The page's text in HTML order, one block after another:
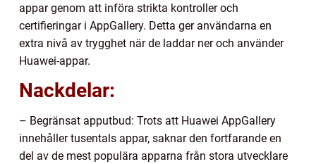
appar genom att införa strikta kontroller och
certifieringar i AppGallery. Detta ger användarna en
extra nivå av trygghet när de laddar ner och använder
Huawei-appar.
Nackdelar:
– Begränsat apputbud: Trots att Huawei AppGallery
innehåller tusentals appar, saknar den fortfarande en
del av de mest populära apparna från stora utvecklare